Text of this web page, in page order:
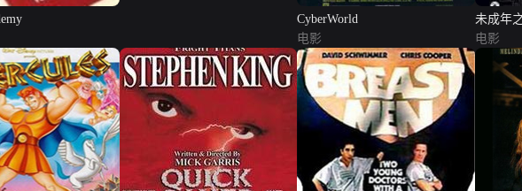
CyberWorld
电影
未成年
电影